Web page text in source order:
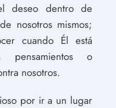
deseo dentro de
nosotros mismos;
cuando Él está
pensamientos o
nosotros.
por ir a un lugar